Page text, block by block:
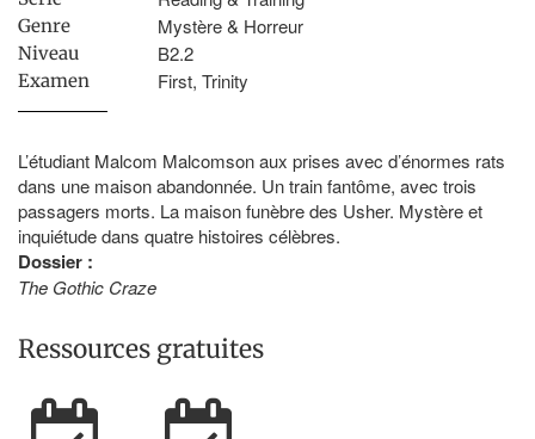
Genre Mystère & Horreur
Niveau B2.2
Examen First, Trinity
L’étudiant Malcom Malcomson aux prises avec d’énormes rats
dans une maison abandonnée. Un train fantôme, avec trois
passagers morts. La maison funèbre des Usher. Mystère et
inquiétude dans quatre histoires célèbres.
Dossier :
The Gothic Craze
Ressources gratuites